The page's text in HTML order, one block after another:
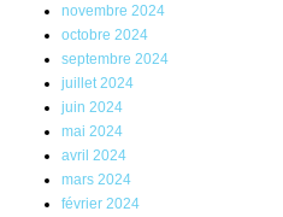
novembre 2024
octobre 2024
septembre 2024
juillet 2024
juin 2024
mai 2024
avril 2024
mars 2024
février 2024